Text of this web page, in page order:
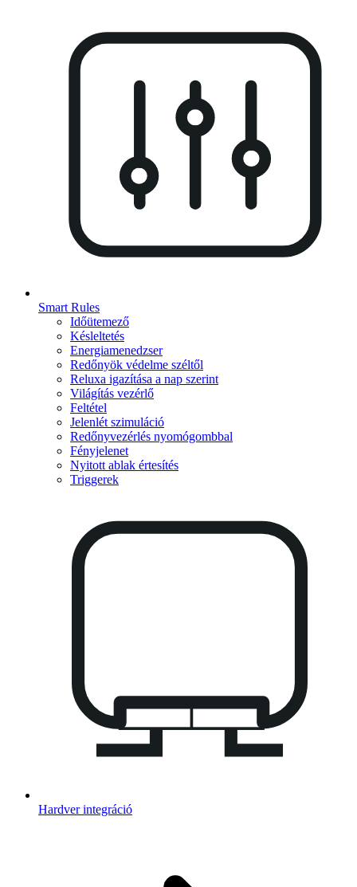
Smart Rules
Időütemező
Késleltetés
Energiamenedzser
Redőnyök védelme széltől
Reluxa igazítása a nap szerint
Világítás vezérlő
Feltétel
Jelenlét szimuláció
Redőnyvezérlés nyomógombbal
Fényjelenet
Nyitott ablak értesítés
Triggerek
Hardver integráció